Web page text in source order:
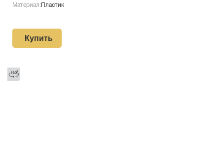
Материал: Пластик
Купить